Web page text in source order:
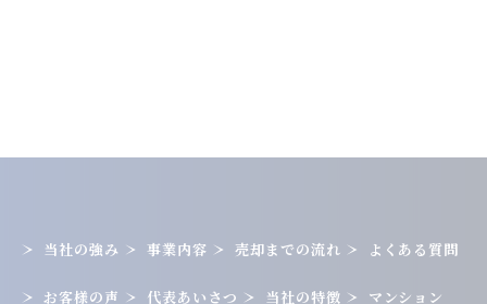
当社の強み 事業内容 売却までの流れ よくある質問
お客様の声 代表あいさつ 当社の特徴 マンション